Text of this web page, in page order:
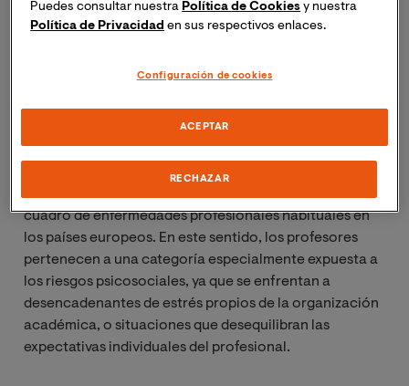
síndrome en toda su magnitud como lo señalan
El estudio del SQT se presenta como un elemento de
gran relevancia dentro del contexto de la prevención
de los riesgos laborales y del análisis de las condiciones
de trabajo, debido a que diferentes sentencias
europeas reconocen que las psicopatologías pueden
cuadro de enfermedades profesionales habituales en
los países europeos. En este sentido, los profesores
pertenecen a una categoría especialmente expuesta a
los riesgos psicosociales, ya que se enfrentan a
desencadenantes de estrés propios de la organización
académica, o situaciones que desequilibran las
expectativas individuales del profesional.
Puedes consultar nuestra Política de Cookies y nuestra
Política de Privacidad en sus respectivos enlaces.
Configuración de cookies
RECHAZAR
ACEPTAR